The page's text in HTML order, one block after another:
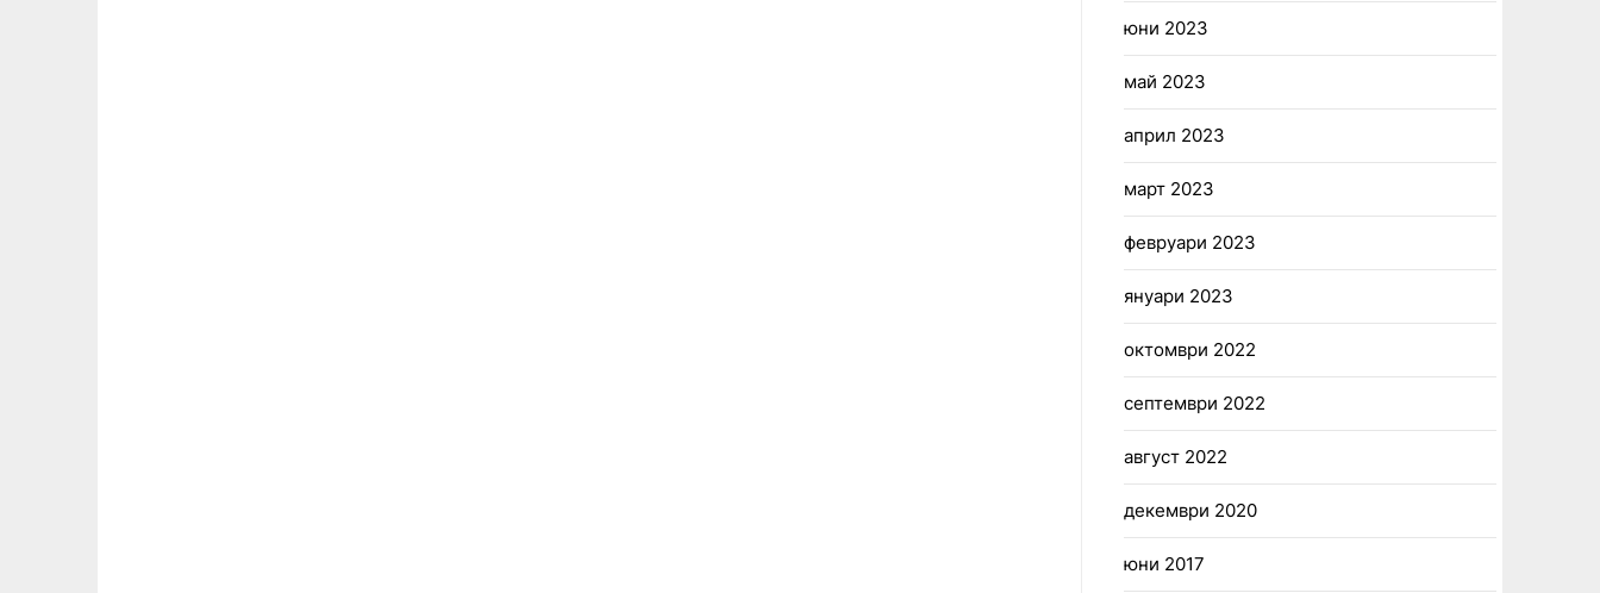
юни 2023
май 2023
април 2023
март 2023
февруари 2023
януари 2023
октомври 2022
септември 2022
август 2022
декември 2020
юни 2017